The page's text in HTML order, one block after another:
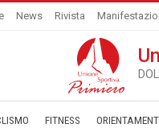
News Rivista
FITNESS